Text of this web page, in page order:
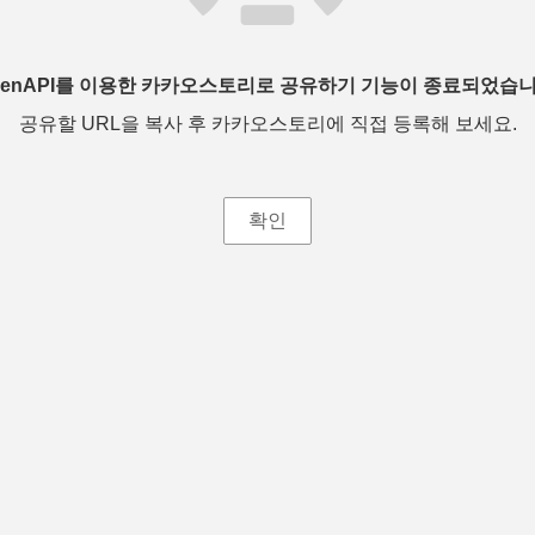
를 이용한 카카오스토리로 공유하기 기능이 종료되었습
공유할 URL을 복사 후 카카오스토리에 직접 등록해 보세요.
확인